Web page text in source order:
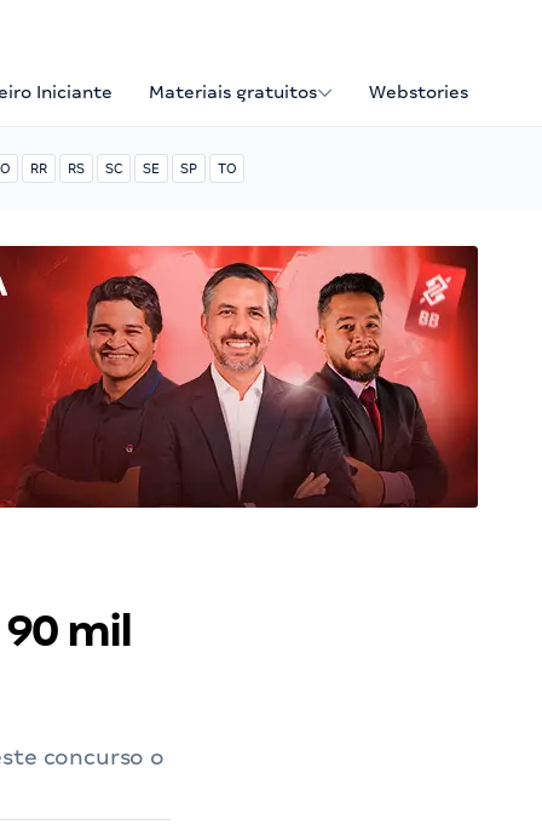
Iniciante Materiais gratuitos Webstories
RR RS SC SE SP TO
mil
concurso o